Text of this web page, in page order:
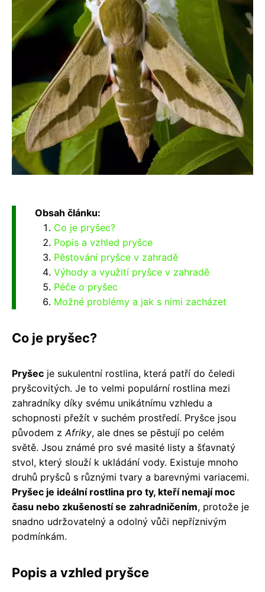
Obsah článku:
Co je pryšec?
Popis a vzhled pryšce
Pěstování pryšce v zahradě
Výhody a využití pryšce v zahradě
Péče o pryšec
Možné problémy a jak s nimi zacházet
Co je pryšec?
Pryšec je sukulentní rostlina, která patří do čeledi
pryšcovitých. Je to velmi populární rostlina mezi
zahradníky díky svému unikátnímu vzhledu a
schopnosti přežít v suchém prostředí. Pryšce jsou
původem zAfriky, ale dnes se pěstují po celém
světě. Jsou známé pro své masité listy a šťavnatý
stvol, který slouží k ukládání vody. Existuje mnoho
druhů pryšců s různými tvary a barevnými variacemi.
Pryšec je ideální rostlina pro ty, kteří nemají moc
času nebo zkušeností se zahradničením, protože je
snadno udržovatelný a odolný vůči nepříznivým
podmínkám.
Popis a vzhled pryšce